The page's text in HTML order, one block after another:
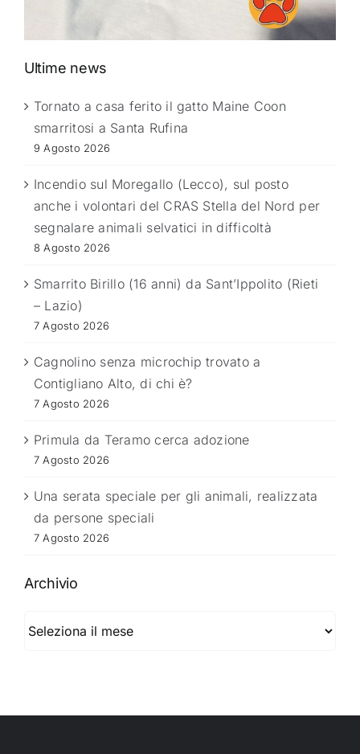
Ultime news
Tornato a casa ferito il gatto Maine Coon
smarritosi a Santa Rufina
9 Agosto 2026
Incendio sul Moregallo (Lecco), sul posto
anche i volontari del CRAS Stella del Nord per
segnalare animali selvatici in difficoltà
8 Agosto 2026
Smarrito Birillo (16 anni) da Sant’Ippolito (Rieti
– Lazio)
7 Agosto 2026
Cagnolino senza microchip trovato a
Contigliano Alto, di chi è?
7 Agosto 2026
Primula da Teramo cerca adozione
7 Agosto 2026
Una serata speciale per gli animali, realizzata
da persone speciali
7 Agosto 2026
Archivio